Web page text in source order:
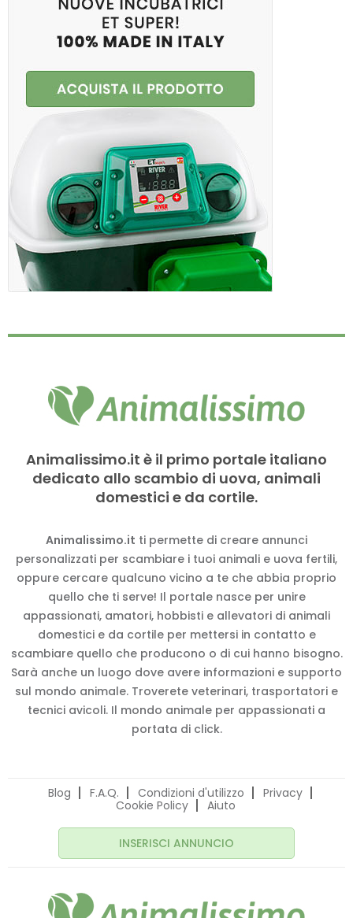
Animalissimo.it è il primo portale italiano
dedicato allo scambio di uova, animali
domestici e da cortile.
Animalissimo.it ti permette di creare annunci
personalizzati per scambiare i tuoi animali e uova fertili,
oppure cercare qualcuno vicino a te che abbia proprio
quello che ti serve! Il portale nasce per unire
appassionati, amatori, hobbisti e allevatori di animali
domestici e da cortile per mettersi in contatto e
scambiare quello che producono o di cui hanno bisogno.
Sarà anche un luogo dove avere informazioni e supporto
sul mondo animale. Troverete veterinari, trasportatori e
tecnici avicoli. Il mondo animale per appassionati a
portata di click.
Blog F.A.Q. Condizioni d'utilizzo
Privacy
Cookie Policy
Aiuto
INSERISCI ANNUNCIO